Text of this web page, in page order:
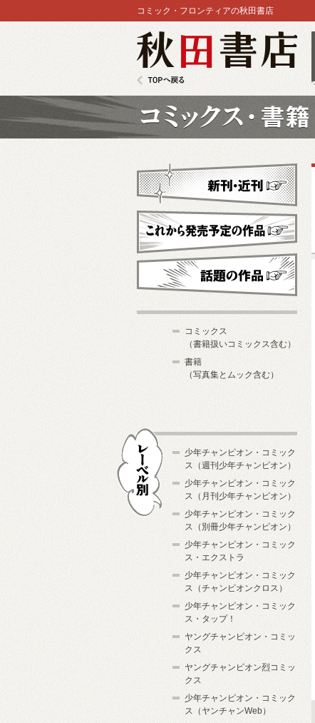
コミック・フロンティアの秋田書店
新刊・近刊
これから発売予定
コミックス
（書籍扱いコミックス含む）
書籍
（写真集とムック含む）
少年チャンピオン・コミック
ス（週刊少年チャンピオン）
少年チャンピオン・コミック
ス（月刊少年チャンピオン）
少年チャンピオン・コミック
ス（別冊少年チャンピオン）
少年チャンピオン・コミック
ス・エクストラ
少年チャンピオン・コミック
ス（チャンピオンクロス）
少年チャンピオン・コミック
ス・タップ！
ヤングチャンピオン・コミッ
クス
ヤングチャンピオン烈コミッ
クス
少年チャンピオン・コミック
ス（ヤンチャンWeb）